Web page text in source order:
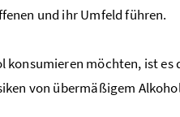
und ihr Umfeld führen.
konsumieren möchten, ist
von übermäßigem